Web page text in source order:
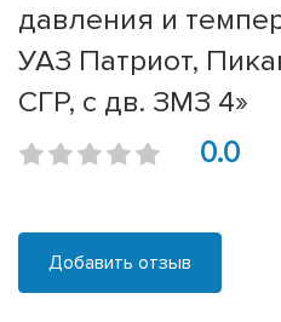
давления и
УАЗ Патриот,
СГР, с дв. ЗМЗ 4»
0.0
Добавить отзыв